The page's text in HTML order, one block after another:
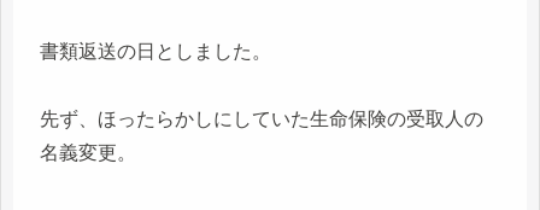
書類返送の日としました。
先ず、ほったらかしにしていた生命保険の受取人の
名義変更。